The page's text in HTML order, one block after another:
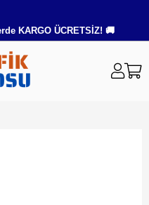
KARGO ÜCRETSİZ! 🚚